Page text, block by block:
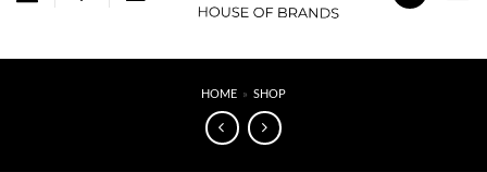
HOME » SHOP